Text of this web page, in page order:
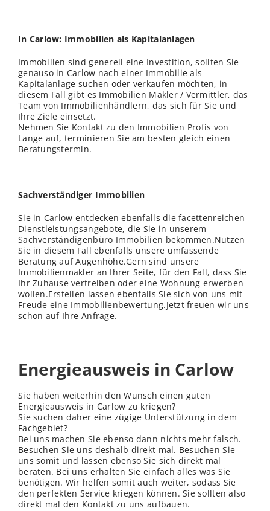
In Carlow: Immobilien als Kapitalanlagen
Immobilien sind generell eine Investition, sollten Sie
genauso in Carlow nach einer Immobilie als
Kapitalanlage suchen oder verkaufen möchten, in
diesem Fall gibt es Immobilien Makler / Vermittler, das
Team von Immobilienhändlern, das sich für Sie und
Ihre Ziele einsetzt.
Nehmen Sie Kontakt zu den Immobilien Profis von
Lange auf, terminieren Sie am besten gleich einen
Beratungstermin.
Sachverständiger Immobilien
Sie in Carlow entdecken ebenfalls die facettenreichen
Dienstleistungsangebote, die Sie in unserem
Sachverständigenbüro Immobilien bekommen.Nutzen
Sie in diesem Fall ebenfalls unsere umfassende
Beratung auf Augenhöhe.Gern sind unsere
Immobilienmakler an Ihrer Seite, für den Fall, dass Sie
Ihr Zuhause vertreiben oder eine Wohnung erwerben
wollen.Erstellen lassen ebenfalls Sie sich von uns mit
Freude eine Immobilienbewertung.Jetzt freuen wir uns
schon auf Ihre Anfrage.
Energieausweis in Carlow
Sie haben weiterhin den Wunsch einen guten
Energieausweis in Carlow zu kriegen?
Sie suchen daher eine zügige Unterstützung in dem
Fachgebiet?
Bei uns machen Sie ebenso dann nichts mehr falsch.
Besuchen Sie uns deshalb direkt mal. Besuchen Sie
uns somit und lassen ebenso Sie sich direkt mal
beraten. Bei uns erhalten Sie einfach alles was Sie
benötigen. Wir helfen somit auch weiter, sodass Sie
den perfekten Service kriegen können. Sie sollten also
direkt mal den Kontakt zu uns aufbauen.